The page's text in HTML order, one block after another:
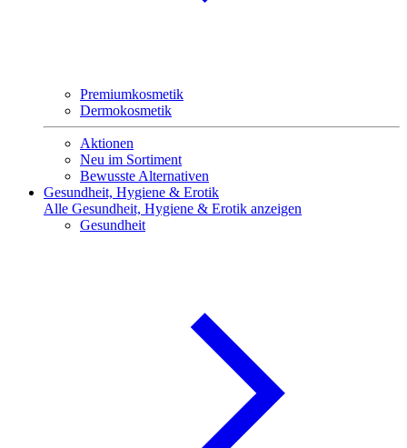
Premiumkosmetik
Dermokosmetik
Aktionen
Neu im Sortiment
Bewusste Alternativen
Gesundheit, Hygiene & Erotik
Alle Gesundheit, Hygiene & Erotik anzeigen
Gesundheit